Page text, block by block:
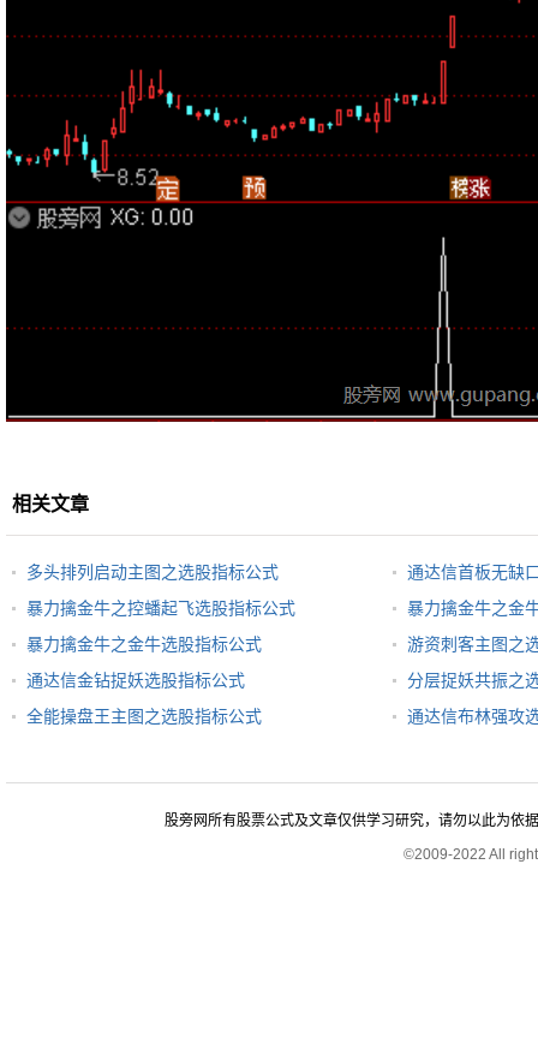
相关文章
多头排列启动主图之选股指标公式
通达信首板无缺
暴力擒金牛之控蟠起飞选股指标公式
暴力擒金牛之金
暴力擒金牛之金牛选股指标公式
游资刺客主图之
通达信金钻捉妖选股指标公式
分层捉妖共振之
全能操盘王主图之选股指标公式
通达信布林强攻
股旁网所有股票公式及文章仅供学习研究，请勿以此为依
©2009-2022 All